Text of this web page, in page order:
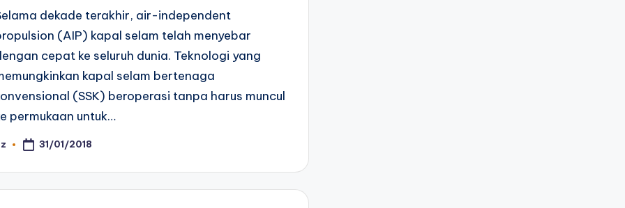
dekade terakhir, air-independent
(AIP) kapal selam telah menyebar
cepat ke seluruh dunia. Teknologi yang
kapal selam bertenaga
(SSK) beroperasi tanpa harus muncul
permukaan untuk…
31/01/2018